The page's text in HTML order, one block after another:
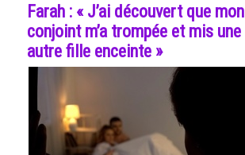
Farah : « J’ai découvert que mon
conjoint m’a trompée et mis une
autre fille enceinte »